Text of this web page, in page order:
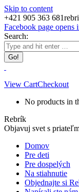
Skip to content
+421 905 363 681
Facebook page
Search:
View CartCheckout
No products in
Rebrík
Objavuj svet s
Domov
Pre deti
Pre dospelých
Na stiahnutie
Objednajte si